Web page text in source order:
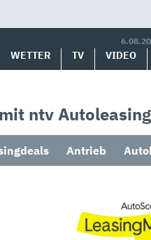
WETTER TV VIDEO
ntv Autoleasing
Antrieb